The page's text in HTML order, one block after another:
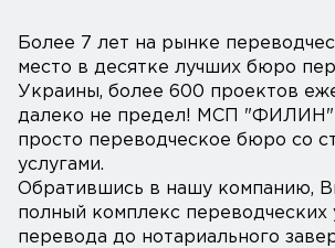
Более 7 лет на рынке
место в десятке лучших бюро
Украины, более 600 проектов
далеко не предел! МСП "ФИЛИН"
просто переводческое бюро со
услугами.
Обратившись в нашу компанию,
полный комплекс переводческих
перевода до нотариального